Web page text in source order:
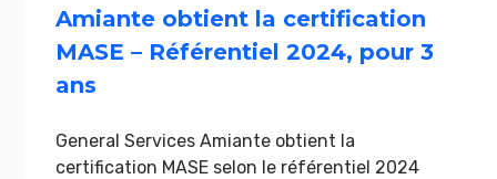
Amiante obtient la certification
MASE – Référentiel 2024, pour 3
ans
General Services Amiante obtient la
certification MASE selon le référentiel 2024